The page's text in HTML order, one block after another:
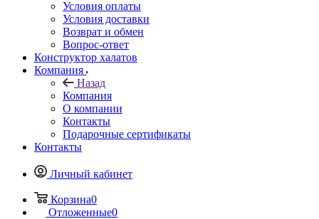
Условия оплаты
Условия доставки
Возврат и обмен
Вопрос-ответ
Конструктор халатов
Компания
Назад
Компания
О компании
Контакты
Подарочные сертификаты
Контакты
Личный кабинет
Корзина0
Отложенные0